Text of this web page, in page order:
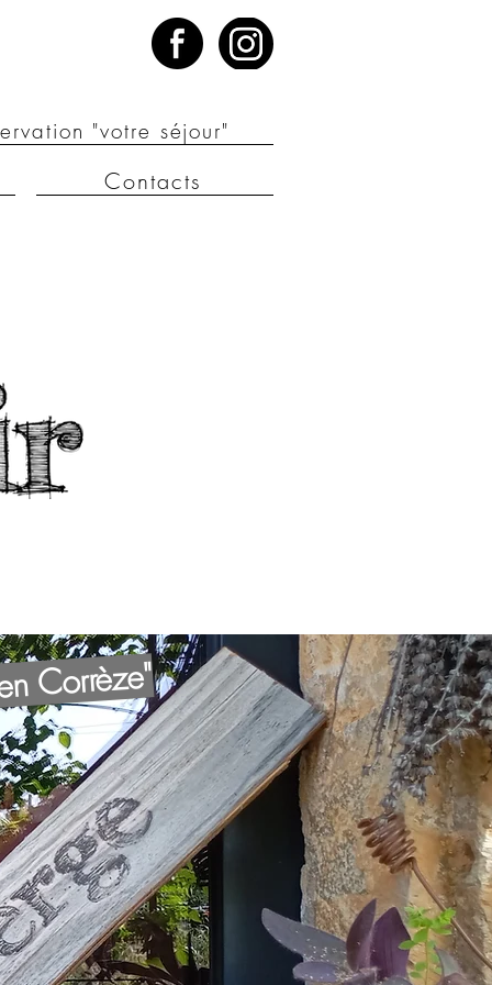
"votre séjour"
Contacts
Corrèze"